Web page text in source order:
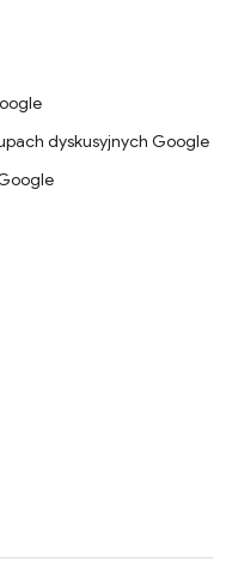
dyskusyjnych Google